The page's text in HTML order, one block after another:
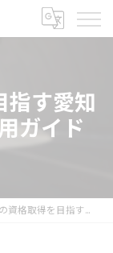
指す愛知
ガイド
指す愛知県で知っておきたい実用ガイド